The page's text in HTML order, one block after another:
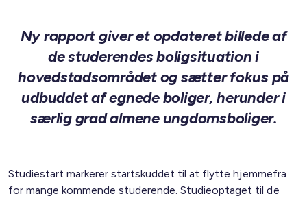
Ny rapport giver et opdateret billede af
de studerendes boligsituation i
hovedstadsområdet og sætter fokus på
udbuddet af egnede boliger, herunder i
særlig grad almene ungdomsboliger.
Studiestart markerer startskuddet til at flytte hjemmefra
for mange kommende studerende. Studieoptaget til de